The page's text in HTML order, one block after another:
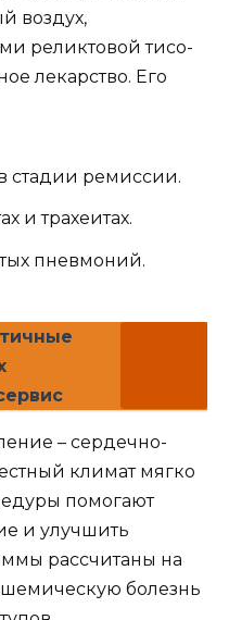
воздух,
реликтовой тисо-
лекарство. Его
стадии ремиссии.
и трахеитах.
пневмоний.
– сердечно-
климат мягко
помогают
и улучшить
рассчитаны на
болезнь